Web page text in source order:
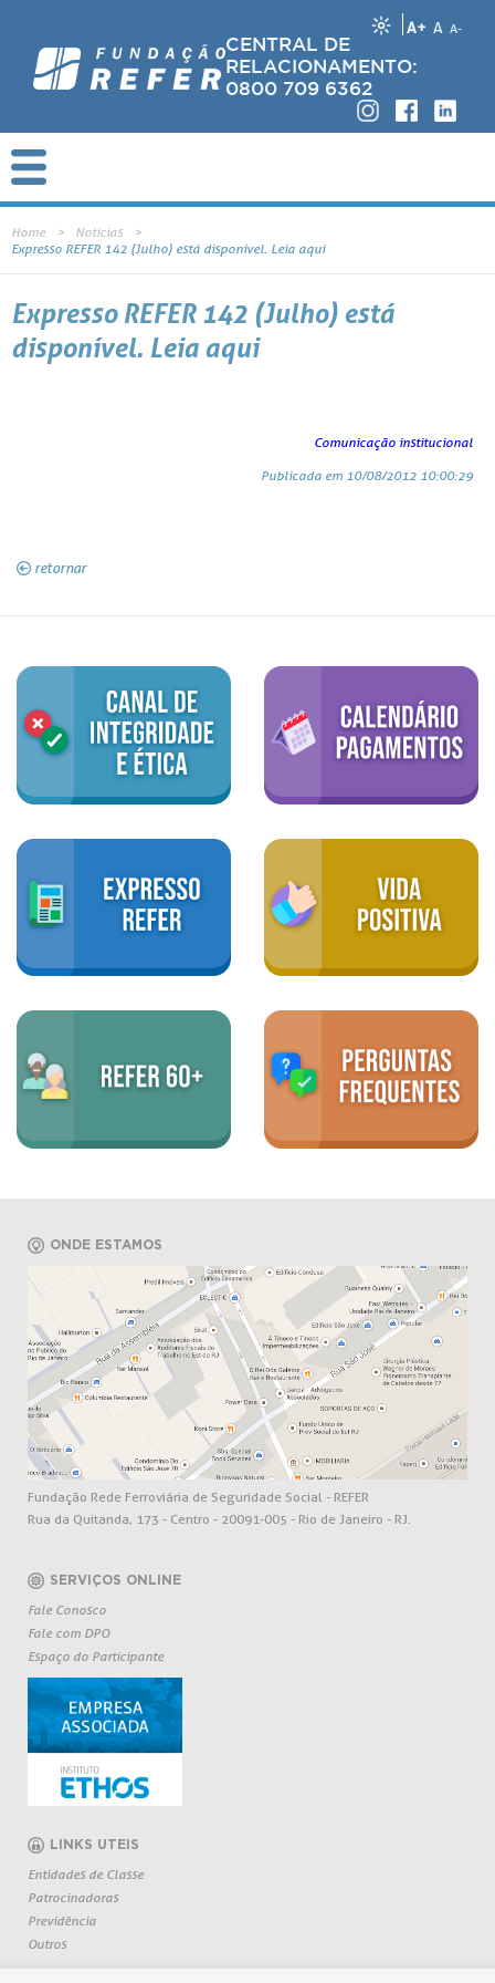
A+ A A-
CENTRAL DE
RELACIONAMENTO:
0800 709 6362
Home
Notícias
Expresso REFER 142 (Julho) está disponível. Leia aqui
Expresso REFER 142 (Julho) está
disponível. Leia aqui
Comunicação institucional
Publicada em 10/08/2012 10:00:29
retornar
ONDE ESTAMOS
Fundação Rede Ferroviária de Seguridade Social - REFER
Rua da Quitanda, 173 - Centro - 20091-005 - Rio de Janeiro - RJ.
SERVIÇOS ONLINE
Fale Conosco
Fale com DPO
Espaço do Participante
LINKS UTEIS
Entidades de Classe
Patrocinadoras
Previdência
Outros